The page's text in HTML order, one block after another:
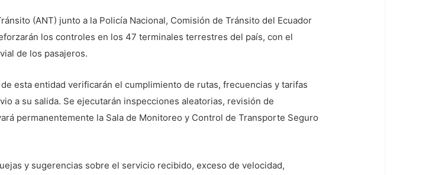
(ANT) junto a la Policía Nacional, Comisión de Tránsito del Ecuador
los controles en los 47 terminales terrestres del país, con el
de los pasajeros.
esta entidad verificarán el cumplimiento de rutas, frecuencias y tarifas
a su salida. Se ejecutarán inspecciones aleatorias, revisión de
permanentemente la Sala de Monitoreo y Control de Transporte Seguro
y sugerencias sobre el servicio recibido, exceso de velocidad,